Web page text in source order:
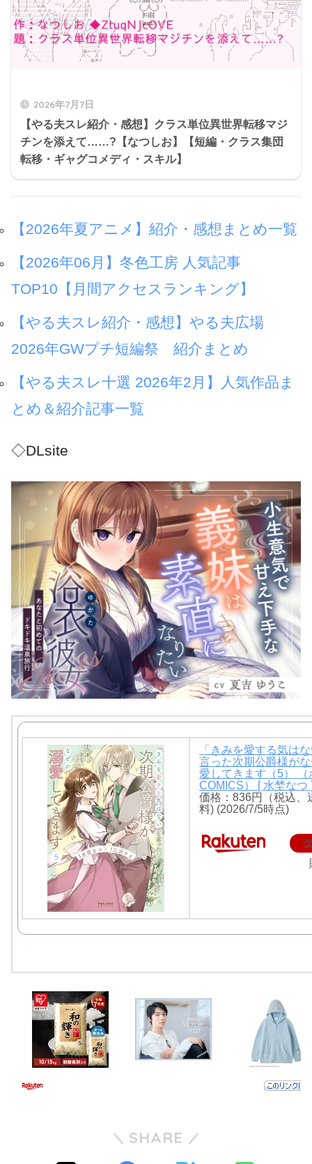
2026年7月7日
【やる夫スレ紹介・感想】クラス単位異世界転移マジ
チンを添えて……?【なつしお】【短編・クラス集団
転移・ギャグコメディ・スキル】
【2026年夏アニメ】紹介・感想まとめ一覧
【2026年06月】冬色工房 人気記事
TOP10【月間アクセスランキング】
【やる夫スレ紹介・感想】やる夫広場
2026年GWプチ短編祭 紹介まとめ
【やる夫スレ十選 2026年2月】人気作品ま
とめ＆紹介記事一覧
◇DLsite
「きみを愛する気は
言った次期公爵様が
愛してきます（5） （
COMICS） [ 水埜なつ
価格：836円（税込、
料) (2026/7/5時点)
SHARE